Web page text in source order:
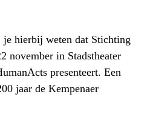
hierbij weten dat Stichting
november in Stadstheater
presenteert. Een
jaar de Kempenaer